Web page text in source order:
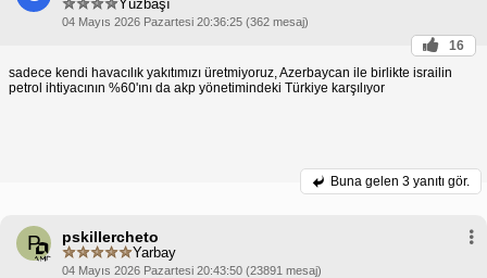
olmuştu. Yoksa Türk suyunu yahudiye taşıyacaktık.
Yüzbaşı
04 Mayıs 2026 Pazartesi 20:36:25 (362 mesaj)
16
sadece kendi havacılık yakıtımızı üretmiyoruz, Azerbaycan ile birlikte israilin
petrol ihtiyacının %60'ını da akp yönetimindeki Türkiye karşılıyor
Buna gelen 3 yanıtı gör.
P pskillercheto
Yarbay
04 Mayıs 2026 Pazartesi 20:43:50 (23891 mesaj)